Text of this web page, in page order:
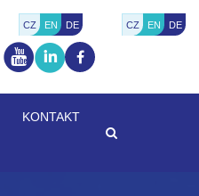
CZ EN DE
CZ EN DE
KONTAKT